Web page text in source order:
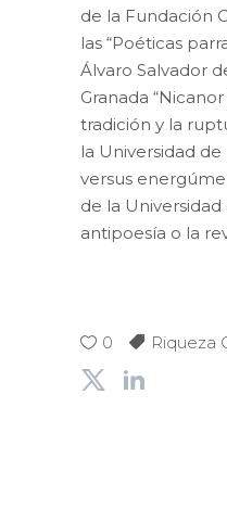
de la Fundación
las “Poéticas
Álvaro Salvador
Granada
tradición y la
la Universidad
versus
de la Universidad
antipoesía o la
0 Riqueza